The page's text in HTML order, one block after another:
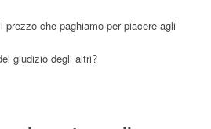
prezzo che paghiamo per piacere agli
giudizio degli altri?